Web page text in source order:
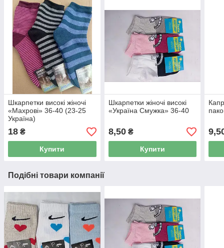
Шкарпетки високі жіночі
«Махрові» 36-40 (23-25
Україна)
18 ₴
Купити
Шкарпетки жіночі високі
«Україна Смужка» 36-40
8,50₴
Купити
Подібні товари компанії